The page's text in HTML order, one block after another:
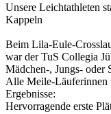
Unsere Leichtathleten
Kappeln
Beim Lila-Eule-
war der TuS Collegia
Mädchen-, Jungs- oder
Alle Meile-Läuferinnen
Ergebnisse:
Hervorragende erste